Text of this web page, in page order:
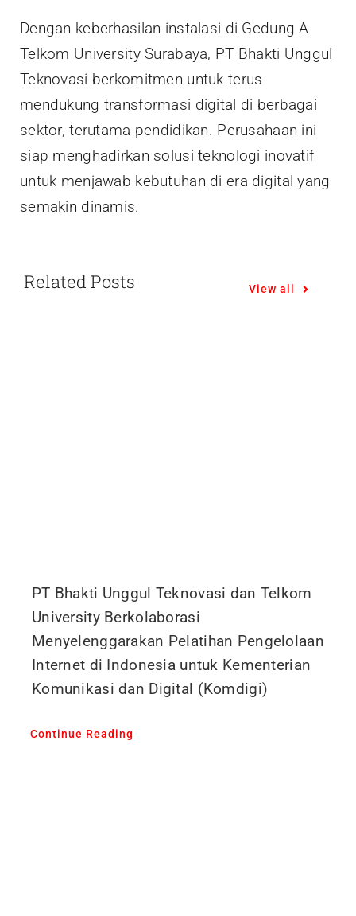
Dengan keberhasilan instalasi di Gedung A
Telkom University Surabaya, PT Bhakti Unggul
Teknovasi berkomitmen untuk terus
mendukung transformasi digital di berbagai
sektor, terutama pendidikan. Perusahaan ini
siap menghadirkan solusi teknologi inovatif
untuk menjawab kebutuhan di era digital yang
semakin dinamis.
Related Posts View all
PT Bhakti Unggul Teknovasi dan Telkom
University Berkolaborasi
Menyelenggarakan Pelatihan Pengelolaan
Internet di Indonesia untuk Kementerian
Komunikasi dan Digital (Komdigi)
Continue Reading